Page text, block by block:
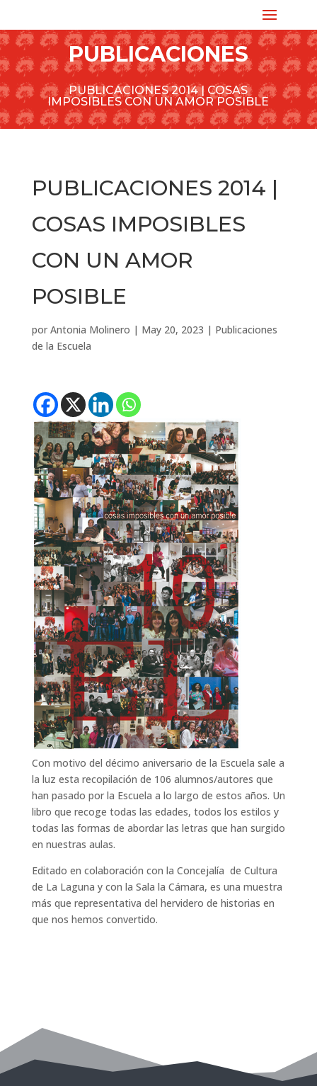
PUBLICACIONES
PUBLICACIONES 2014 | COSAS
IMPOSIBLES CON UN AMOR POSIBLE
PUBLICACIONES 2014 |
COSAS IMPOSIBLES
CON UN AMOR
POSIBLE
por Antonia Molinero | May 20, 2023 | Publicaciones
de la Escuela
Con motivo del décimo aniversario de la Escuela sale a
la luz esta recopilación de 106 alumnos/autores que
han pasado por la Escuela a lo largo de estos años. Un
libro que recoge todas las edades, todos los estilos y
todas las formas de abordar las letras que han surgido
en nuestras aulas.
Editado en colaboración con la Concejalía de Cultura
de La Laguna y con la Sala la Cámara, es una muestra
más que representativa del hervidero de historias en
que nos hemos convertido.